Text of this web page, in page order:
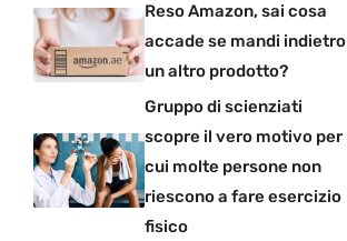
Reso Amazon, sai cosa
accade se mandi indietro
un altro prodotto?
Gruppo di scienziati
scopre il vero motivo per
cui molte persone non
riescono a fare esercizio
fisico